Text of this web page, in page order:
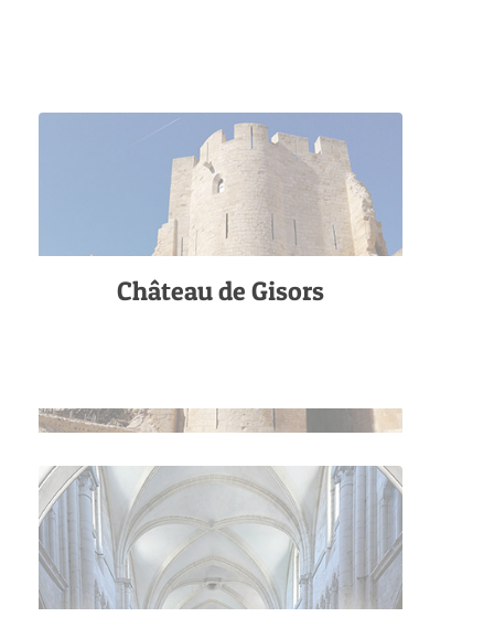
Château de Gisors